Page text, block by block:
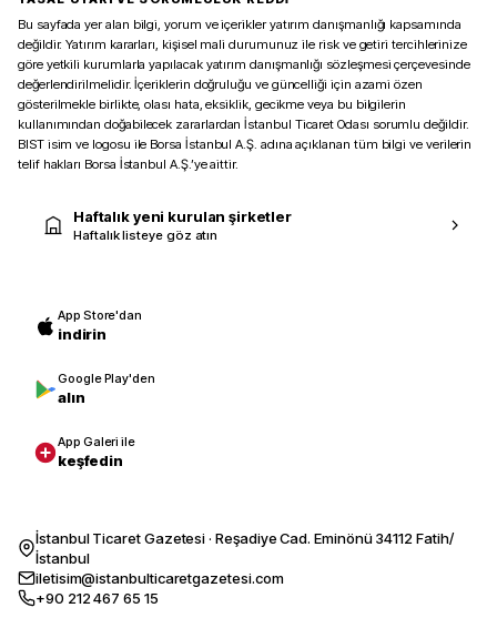
Bu sayfada yer alan bilgi, yorum ve içerikler yatırım danışmanlığı kapsamında
değildir. Yatırım kararları, kişisel mali durumunuz ile risk ve getiri tercihlerinize
göre yetkili kurumlarla yapılacak yatırım danışmanlığı sözleşmesi çerçevesinde
değerlendirilmelidir. İçeriklerin doğruluğu ve güncelliği için azami özen
gösterilmekle birlikte, olası hata, eksiklik, gecikme veya bu bilgilerin
kullanımından doğabilecek zararlardan İstanbul Ticaret Odası sorumlu değildir.
BIST isim ve logosu ile Borsa İstanbul A.Ş. adına açıklanan tüm bilgi ve verilerin
telif hakları Borsa İstanbul A.Ş.’ye aittir.
Haftalık yeni kurulan şirketler
Haftalık listeye göz atın
App Store'dan
indirin
Google Play'den
alın
App Galeri ile
keşfedin
İstanbul Ticaret Gazetesi · Reşadiye Cad. Eminönü 34112 Fatih/
İstanbul
iletisim@istanbulticaretgazetesi.com
+90 212 467 65 15